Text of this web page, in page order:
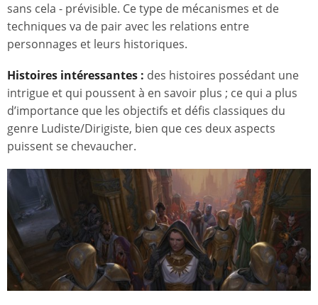
sans cela - prévisible. Ce type de mécanismes et de
techniques va de pair avec les relations entre
personnages et leurs historiques.
Histoires intéressantes : des histoires possédant une
intrigue et qui poussent à en savoir plus ; ce qui a plus
d’importance que les objectifs et défis classiques du
genre Ludiste/Dirigiste, bien que ces deux aspects
puissent se chevaucher.